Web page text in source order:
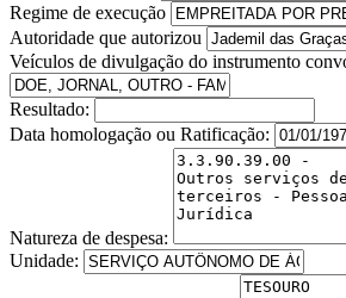
Regime de execução
Autoridade que autorizou
Veículos de divulgação do instrumento
Resultado:
Data homologação ou Ratificação:
Natureza de despesa:
Unidade: